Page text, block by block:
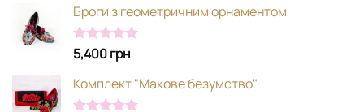
Броги з геометричним орнаментом
Оцінено в
з 5
5,400грн
Комплект "Макове безумство"